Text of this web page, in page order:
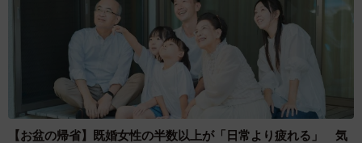
【お盆の帰省】既婚女性の半数以上が「日常より疲れる」 気